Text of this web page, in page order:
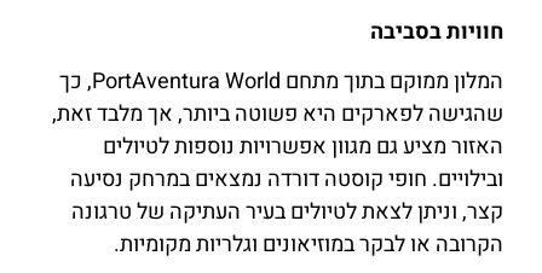
חוויות בסביבה
המלון ממוקם בתוך מתחם PortAventura World, כך
שהגישה לפארקים היא פשוטה ביותר, אך מלבד זאת,
האזור מציע גם מגוון אפשרויות נוספות לטיולים
ובילויים. חופי קוסטה דורדה נמצאים במרחק נסיעה
קצר, וניתן לצאת לטיולים בעיר העתיקה של טרגונה
הקרובה או לבקר במוזיאונים וגלריות מקומיות.